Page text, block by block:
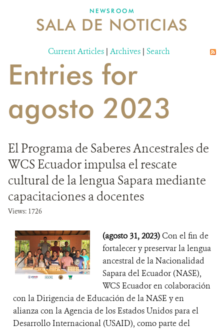
MECANISMO DE ATENCIÓN DE QUEJAS Y RECLAMOS
DONA
NEWSROOM
SALA DE NOTICIAS
Current Articles | Archives | Search
Entries for
agosto 2023
El Programa de Saberes Ancestrales de
WCS Ecuador impulsa el rescate
cultural de la lengua Sapara mediante
capacitaciones a docentes
Views: 1726
(agosto 31, 2023) Con el fin de
fortalecer y preservar la lengua
ancestral de la Nacionalidad
Sapara del Ecuador (NASE),
WCS Ecuador en colaboración
con la Dirigencia de Educación de la NASE y en
alianza con la Agencia de los Estados Unidos para el
Desarrollo Internacional (USAID), como parte del